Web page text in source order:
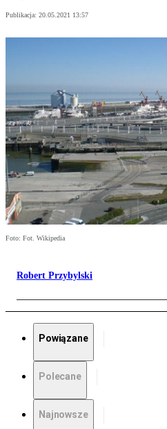
Publikacja: 20.05.2021 13:57
Foto: Fot. Wikipedia
Robert Przybylski
Powiązane
Polecane
Najnowsze